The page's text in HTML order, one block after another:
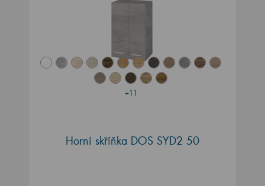
+11
Horní skříňka DOS SYD2 50